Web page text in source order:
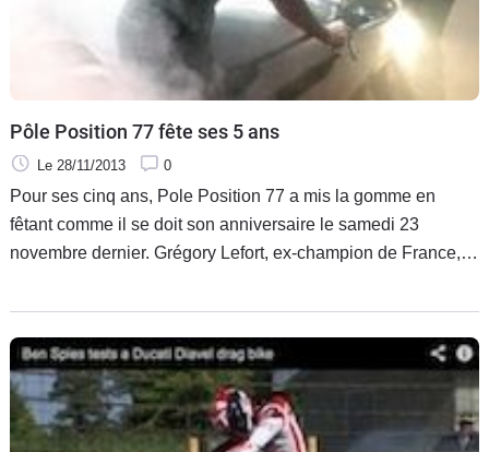
Pôle Position 77 fête ses 5 ans
Le 28/11/2013 0
Pour ses cinq ans, Pole Position 77 a mis la gomme en
fêtant comme il se doit son anniversaire le samedi 23
novembre dernier. Grégory Lefort, ex-champion de France, à
quelques 350 motards et motardes au BoBo Club à Barbizon
(77) dont un certain Régis Laconi.